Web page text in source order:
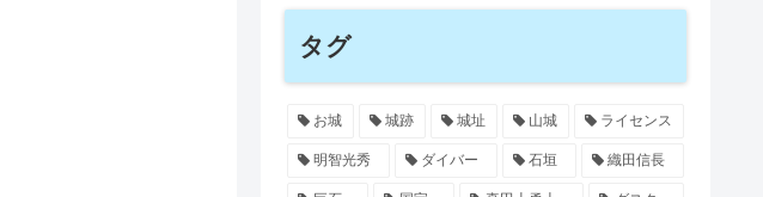
タグ
お城 城跡 城址 山城 ライセンス
明智光秀 ダイバー 石垣 織田信長